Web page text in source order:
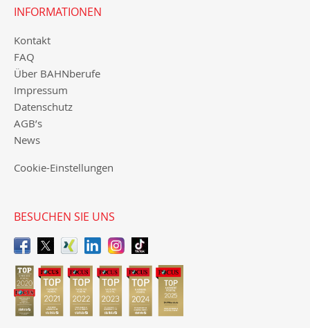
INFORMATIONEN
Kontakt
FAQ
Über BAHNberufe
Impressum
Datenschutz
AGB’s
News
Cookie-Einstellungen
BESUCHEN SIE UNS